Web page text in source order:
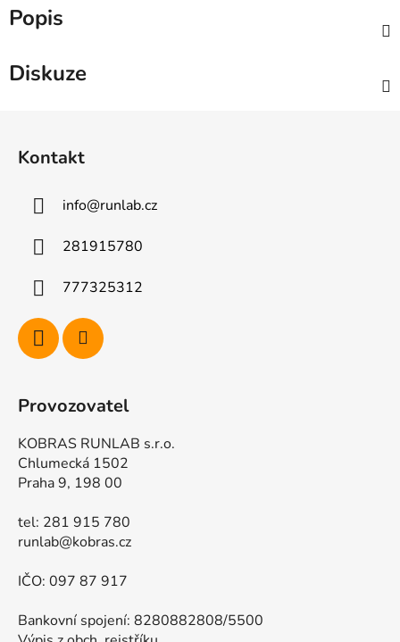
Popis
Diskuze
Kontakt
info@runlab.cz
281915780
777325312
Provozovatel
KOBRAS RUNLAB s.r.o.
Chlumecká 1502
Praha 9, 198 00
tel: 281 915 780
runlab@kobras.cz
IČO: 097 87 917
Bankovní spojení: 8280882808/5500